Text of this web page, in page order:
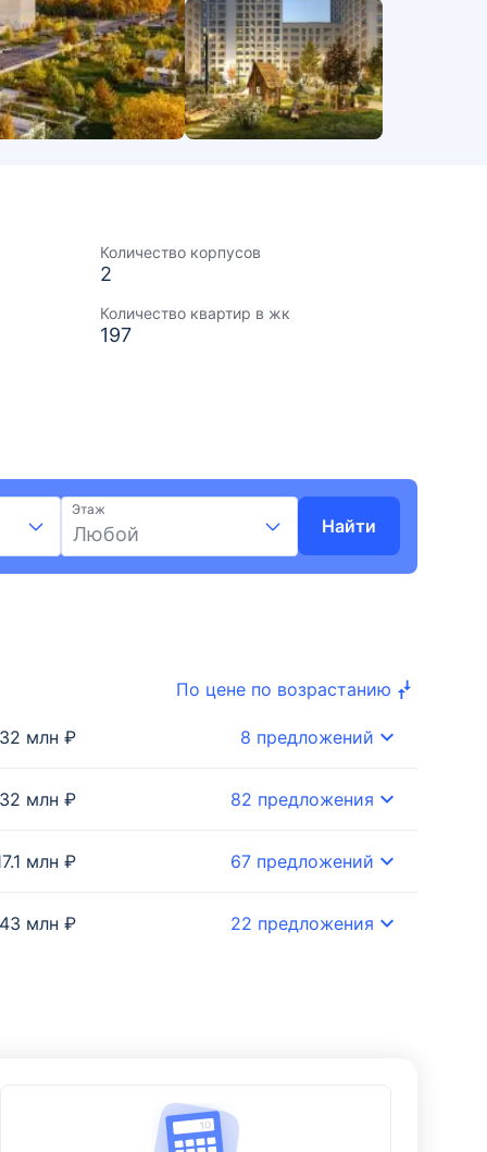
Количество корпусов
2
Количество квартир в жк
197
Этаж
Любой Найти
По цене по возрастанию
млн ₽ 8 предложений
млн ₽ 82 предложения
млн ₽ 67 предложений
млн ₽ 22 предложения